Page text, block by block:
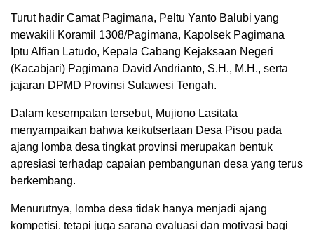
Turut hadir Camat Pagimana, Peltu Yanto Balubi yang
mewakili Koramil 1308/Pagimana, Kapolsek Pagimana
Iptu Alfian Latudo, Kepala Cabang Kejaksaan Negeri
(Kacabjari) Pagimana David Andrianto, S.H., M.H., serta
jajaran DPMD Provinsi Sulawesi Tengah.
Dalam kesempatan tersebut, Mujiono Lasitata
menyampaikan bahwa keikutsertaan Desa Pisou pada
ajang lomba desa tingkat provinsi merupakan bentuk
apresiasi terhadap capaian pembangunan desa yang terus
berkembang.
Menurutnya, lomba desa tidak hanya menjadi ajang
kompetisi, tetapi juga sarana evaluasi dan motivasi bagi